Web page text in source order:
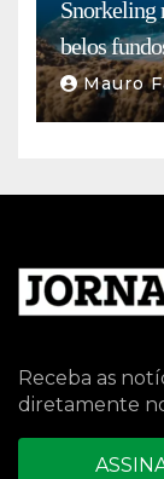
Snorkeling
belos
Mauro
Receba as
diretamente